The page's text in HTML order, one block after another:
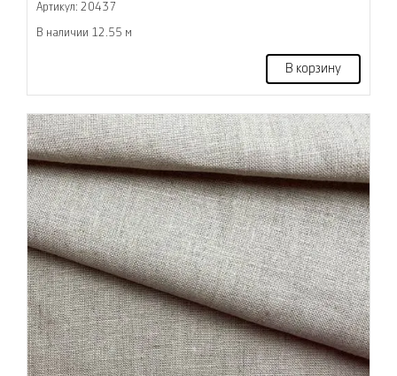
Артикул: 20437
В наличии 12.55 м
В корзину